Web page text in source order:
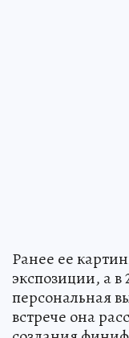
Ранее ее
экспозиции, а в
персональная
встрече она